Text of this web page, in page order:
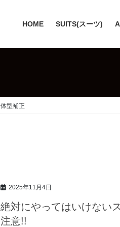
HOME SUITS(スーツ)
体型補正
2025年11月4日
絶対にやってはいけない
注意!!